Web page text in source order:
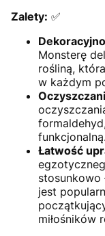
Zalety: ✅
Monsterę
rośliną,
w każdym
Łatwość
stosunkowo
jest
miłośników